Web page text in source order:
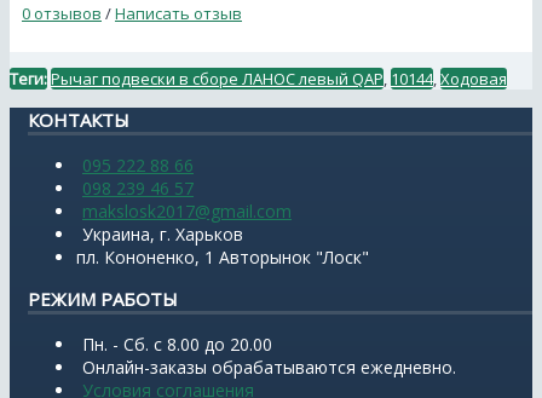
0 отзывов /Написать отзыв
Теги:Рычаг подвески в сборе ЛАНОС левый QAP 10144 Ходовая
КОНТАКТЫ
095 222 88 66
098 239 46 57
makslosk2017@gmail.com
Украина, г. Харьков
пл. Кононенко, 1 Авторынок "Лоск"
РЕЖИМ РАБОТЫ
Пн. - Сб. с 8.00 до 20.00
Онлайн-заказы обрабатываются ежедневно.
Условия соглашения